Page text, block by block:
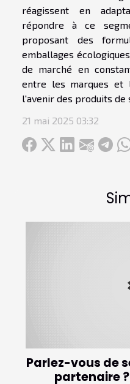
Parlez-vous de
partenaire
réagissent en
répondre à ce
proposant des
emballages
de marché en
entre les marques et
l'avenir des produits de
21 mai 2025 03:32